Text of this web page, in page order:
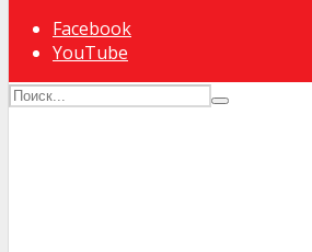
Facebook
YouTube